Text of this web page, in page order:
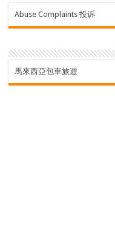
Abuse Complaints 投诉
馬來西亞包車旅遊